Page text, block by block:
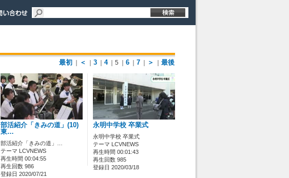
最初
＜ 3 4 ｜5 6 7 ＞ 最後
部活紹介「きみの道」(10)
東…
部活紹介「きみの道」…
テーマ LCVNEWS
再生時間 00:04:55
再生回数 986
登録日 2020/07/21
永明中学校 卒業式
永明中学校 卒業式
テーマ LCVNEWS
再生時間 00:01:43
再生回数 985
登録日 2020/03/18